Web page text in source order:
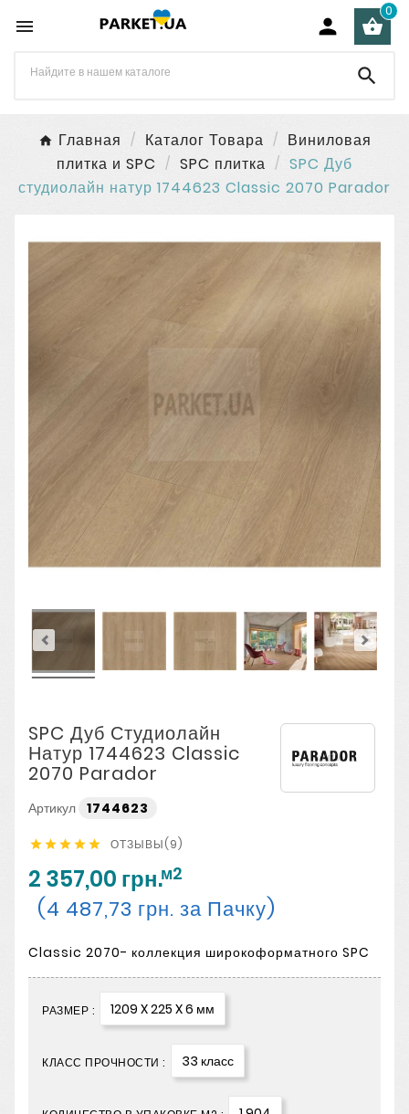
  
0

Главная Каталог Товара
Виниловая
плитка и SPC
SPC плитка
SPC Дуб
студиолайн натур 1744623 Classic 2070 Parador
SPC Дуб Студиолайн
Натур 1744623 Classic
2070 Parador
Артикул 1744623
     ОТЗЫВЫ(9)
2 357,00 грн.м2
(4 487,73 грн. за Пачку)
Classic 2070- коллекция широкоформатного SPC
РАЗМЕР : 1209 X 225 X 6 мм
КЛАСС ПРОЧНОСТИ : 33 класс